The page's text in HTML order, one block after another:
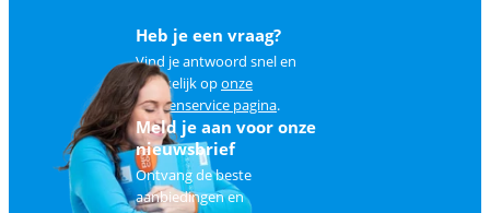
Heb je een vraag?
Vind je antwoord snel en
makkelijk oponze
klantenservice pagina.
Meld je aan voor onze
nieuwsbrief
Ontvang de beste
aanbiedingen en